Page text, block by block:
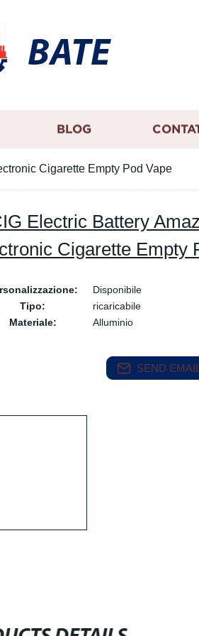
BATE
BLOG
Cigarette Empty Pod Vape
Electric Battery
Cigarette Empty
Disponibile
Tipo:
ricaricabile
Materiale:
Alluminio
SEND